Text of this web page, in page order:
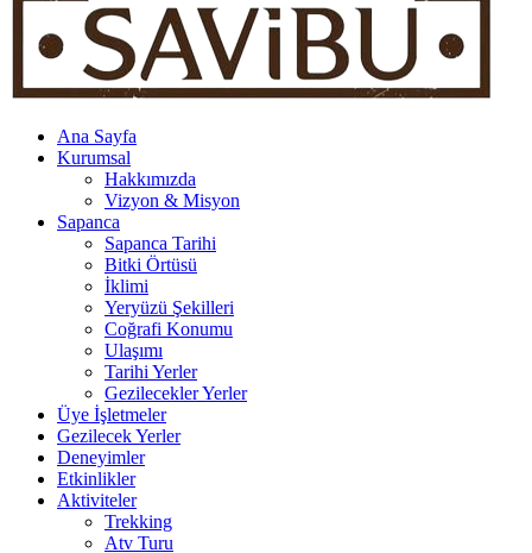
Ana Sayfa
Kurumsal
Hakkımızda
Vizyon & Misyon
Sapanca
Sapanca Tarihi
Bitki Örtüsü
İklimi
Yeryüzü Şekilleri
Coğrafi Konumu
Ulaşımı
Tarihi Yerler
Gezilecekler Yerler
Üye İşletmeler
Gezilecek Yerler
Deneyimler
Etkinlikler
Aktiviteler
Trekking
Atv Turu